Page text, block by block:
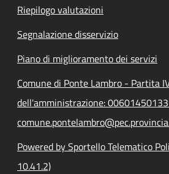
Riepilogo valutazioni
Segnalazione disservizio
Piano di miglioramento dei servizi
Comune di Ponte Lambro - Partita
dell'amministrazione: 00601450133
Powered by Sportello Telematico
10.41.2)